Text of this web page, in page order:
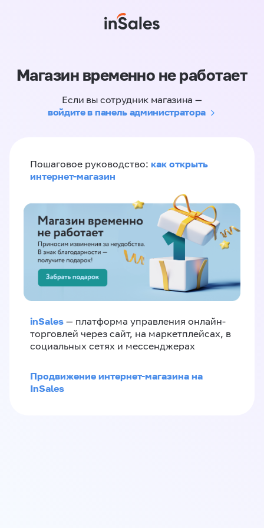
Магазин временно не работает
Если вы сотрудник магазина —
войдите в панель администратора
Пошаговое руководство: как открыть
интернет-магазин
inSales — платформа управления онлайн-
торговлей через сайт, на маркетплейсах, в
социальных сетях и мессенджерах
Продвижение интернет-магазина на
InSales